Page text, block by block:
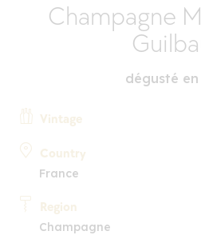
Champagne
dégusté en
Vintage
Country
France
Region
Champagne